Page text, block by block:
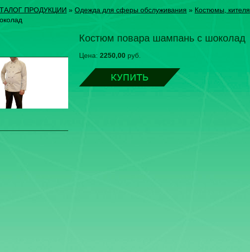
ПРОДУКЦИИ » Одежда для сферы обслуживания » Костюмы, кителя
Костюм повара шампань с шоколад
Цена: 2250,00 руб.